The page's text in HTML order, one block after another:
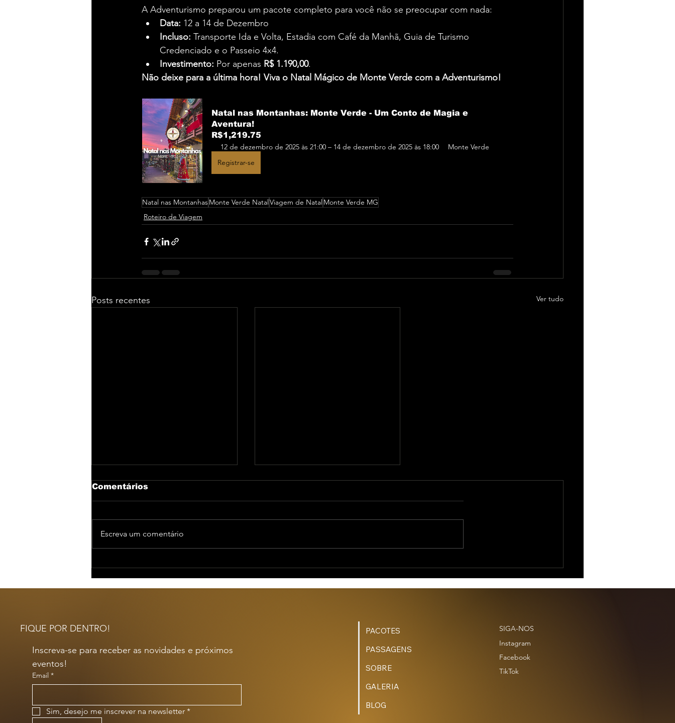
A Adventurismo preparou um pacote completo para você não se preocupar com nada:
Data: 12 a 14 de Dezembro
Incluso: Transporte Ida e Volta, Estadia com Café da Manhã, Guia de Turismo
Credenciado e o Passeio 4x4.
Investimento: Por apenas R$ 1.190,00.
Não deixe para a última hora! Viva o Natal Mágico de Monte Verde com a Adventurismo!
Natal nas Montanhas: Monte Verde - Um Conto de Magia e
Aventura!
R$1,219.75
12 de dezembro de 2025 às 21:00 – 14 de dezembro de 2025 às 18:00
Monte Verde
Registrar-se
Natal nas MontanhasMonte Verde Natal Viagem de Natal Monte Verde MG
Roteiro de Viagem
Posts recentes Ver tudo
Comentários
Escreva um comentário
FIQUE POR DENTRO!
Inscreva-se para receber as novidades e próximos
eventos!
Email *
Sim, desejo me inscrever na newsletter *
SIGA-NOS
Instagram
Facebook
TikTok
PACOTES
PASSAGENS
SOBRE
GALERIA
BLOG